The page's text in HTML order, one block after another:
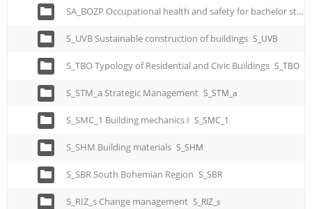
SA_BOZP Occupational health and safety for bachelor studies
S_UVB Sustainable construction of buildings S_UVB
S_TBO Typology of Residential and Civic Buildings S_TBO
S_STM_a Strategic Management S_STM_a
S_SMC_1 Building mechanics I S_SMC_1
S_SHM Building materials S_SHM
S_SBR South Bohemian Region S_SBR
S_RIZ_s Change management S_RIZ_s